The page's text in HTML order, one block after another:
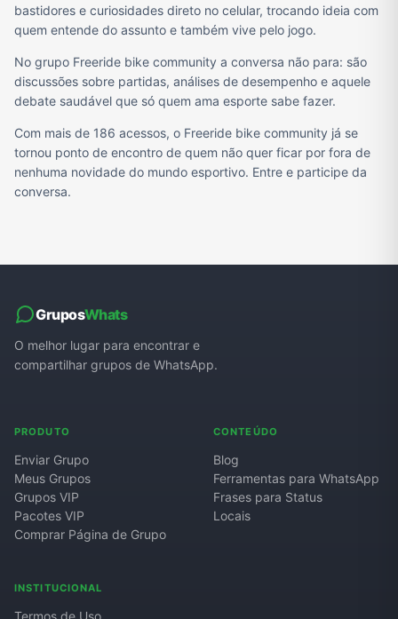
bastidores e curiosidades direto no celular, trocando ideia com
quem entende do assunto e também vive pelo jogo.
No grupo Freeride bike community a conversa não para: são
discussões sobre partidas, análises de desempenho e aquele
debate saudável que só quem ama esporte sabe fazer.
Com mais de 186 acessos, o Freeride bike community já se
tornou ponto de encontro de quem não quer ficar por fora de
nenhuma novidade do mundo esportivo. Entre e participe da
conversa.
GruposWhats
O melhor lugar para encontrar e
compartilhar grupos de WhatsApp.
PRODUTO
Enviar Grupo
Meus Grupos
Grupos VIP
Pacotes VIP
Comprar Página de Grupo
CONTEÚDO
Blog
Ferramentas para WhatsApp
Frases para Status
Locais
INSTITUCIONAL
Termos de Uso